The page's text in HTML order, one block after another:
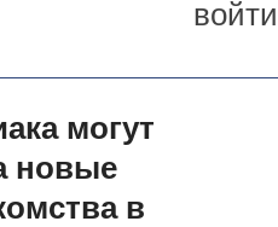
войти
могут
новые
в